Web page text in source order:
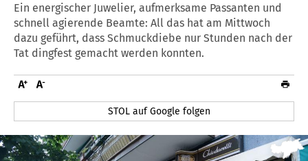
Ein energischer Juwelier, aufmerksame Passanten und
schnell agierende Beamte: All das hat am Mittwoch
dazu geführt, dass Schmuckdiebe nur Stunden nach der
Tat dingfest gemacht werden konnten.
STOL auf Google folgen